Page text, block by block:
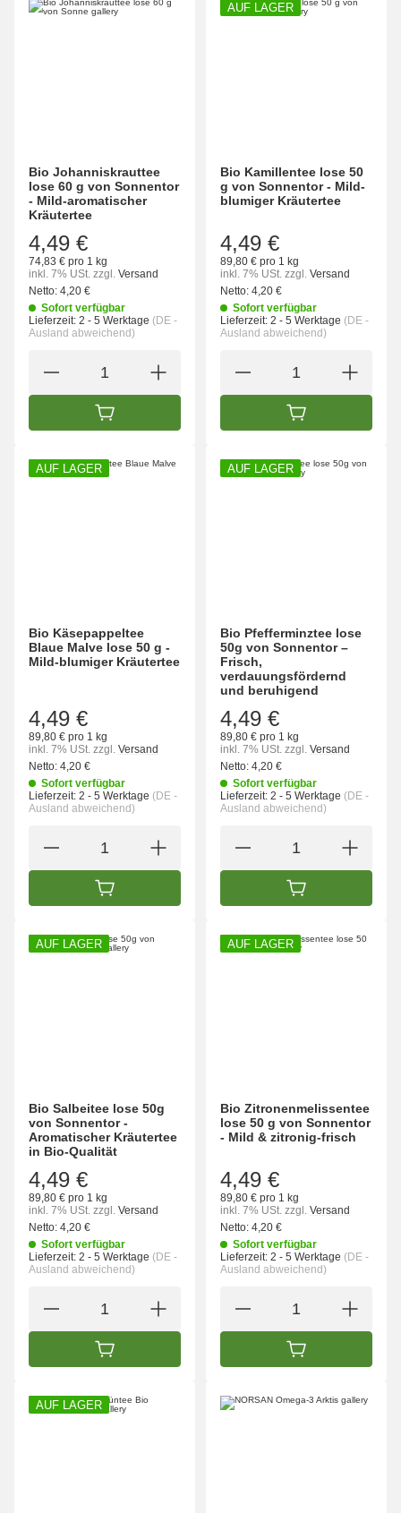
Bio Johanniskrauttee
lose 60 g von Sonnentor
- Mild-aromatischer
Kräutertee
4,49 €
74,83 € pro 1 kg
inkl. 7% USt. zzgl. Versand
Netto: 4,20 €
Sofort verfügbar
Lieferzeit: 2 - 5 Werktage (DE -
Ausland abweichend)
IN DEN WARENKORB
AUF LAGER
Bio Kamillentee lose 50
g von Sonnentor - Mild-
blumiger Kräutertee
4,49 €
89,80 € pro 1 kg
inkl. 7% USt. zzgl. Versand
Netto: 4,20 €
Sofort verfügbar
Lieferzeit: 2 - 5 Werktage (DE -
Ausland abweichend)
IN DEN
AUF LAGER
Bio Käsepappeltee
Blaue Malve lose 50 g -
Mild-blumiger Kräutertee
4,49 €
89,80 € pro 1 kg
inkl. 7% USt. zzgl. Versand
Netto: 4,20 €
Sofort verfügbar
Lieferzeit: 2 - 5 Werktage (DE -
Ausland abweichend)
IN DEN WARENKORB
AUF LAGER
Bio Pfefferminztee lose
50g von Sonnentor –
Frisch,
verdauungsfördernd
und beruhigend
4,49 €
89,80 € pro 1 kg
inkl. 7% USt. zzgl. Versand
Netto: 4,20 €
Sofort verfügbar
Lieferzeit: 2 - 5 Werktage (DE -
Ausland abweichend)
IN DEN
AUF LAGER
Bio Salbeitee lose 50g
von Sonnentor -
Aromatischer Kräutertee
in Bio-Qualität
4,49 €
89,80 € pro 1 kg
inkl. 7% USt. zzgl. Versand
Netto: 4,20 €
Sofort verfügbar
Lieferzeit: 2 - 5 Werktage (DE -
Ausland abweichend)
IN DEN WARENKORB
AUF LAGER
Bio Zitronenmelissentee
lose 50 g von Sonnentor
- Mild & zitronig-frisch
4,49 €
89,80 € pro 1 kg
inkl. 7% USt. zzgl. Versand
Netto: 4,20 €
Sofort verfügbar
Lieferzeit: 2 - 5 Werktage (DE -
Ausland abweichend)
IN DEN
AUF LAGER